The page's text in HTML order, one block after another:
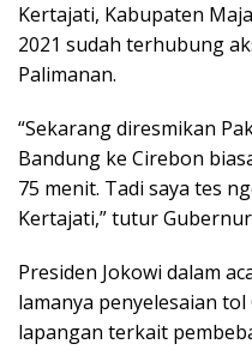
Kertajati, Kabupaten
2021 sudah terhubung
Palimanan.
“Sekarang diresmikan
Bandung ke Cirebon
75 menit. Tadi saya tes
Kertajati,” tutur
Presiden Jokowi dalam
lamanya penyelesaian
lapangan terkait